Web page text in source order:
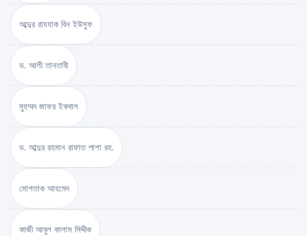
আব্দুর রাযযাক বিন ইউসুফ
ড. আলী তানতাবী
মুহম্মদ জাফর ইকবাল
ড. আব্দুর রহমান রাফাত পাশা রহ.
মোশতাক আহমেদ
কাজী আবুল কালাম সিদ্দীক